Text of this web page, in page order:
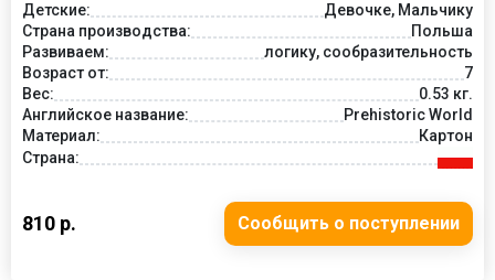
Детские:
Девочке, Мальчику
Страна производства:
Польша
Развиваем:
логику, сообразительность
Возраст от:
7
Вес:
0.53 кг.
Английское название:
Prehistoric World
Материал:
Картон
Страна:
810 р. Сообщить о поступлении